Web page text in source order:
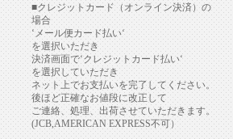
■クレジットカード（オンライン決済）の
場合
‘メール便カード払い‘
を選択いただき
決済画面で‘クレジットカード払い‘
を選択していただき
ネット上でお支払いを完了してください。
後ほど正確なお値段に改正して
ご連絡、処理、出荷させていただきます。
(JCB,AMERICAN EXPRESS不可）